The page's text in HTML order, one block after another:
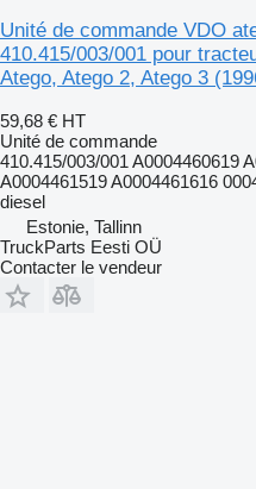
Unité de commande VDO
410.415/003/001 pour
Atego, Atego 2, Atego 3
59,68 € HT
Unité de commande
410.415/003/001 A0004460619
A0004461519 A0004461616
diesel
Estonie, Tallinn
TruckParts Eesti OÜ
Contacter le vendeur